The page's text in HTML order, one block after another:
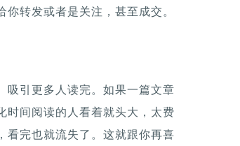
转发或者是关注，甚至成交。
吸引更多人读完。如果一篇文章
时间阅读的人看着就头大，太费
看完也就流失了。这就跟你再喜